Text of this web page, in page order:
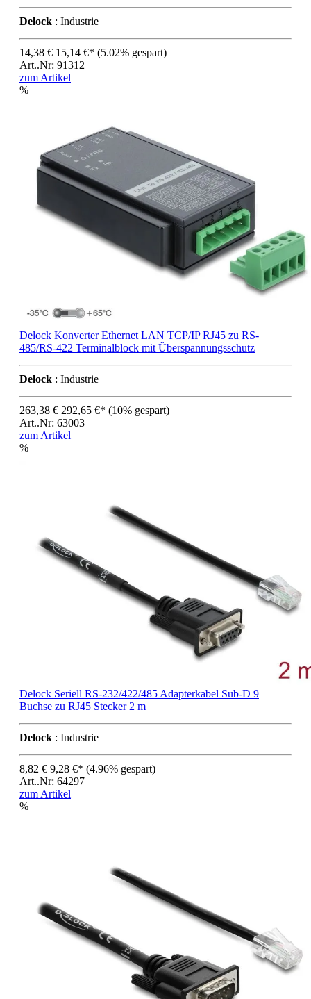
Delock : Industrie
14,38 € 15,14 €* (5.02% gespart)
Art..Nr: 91312
zum Artikel
%
Delock Konverter Ethernet LAN TCP/IP RJ45 zu RS-
485/RS-422 Terminalblock mit Überspannungsschutz
Delock : Industrie
263,38 € 292,65 €* (10% gespart)
Art..Nr: 63003
zum Artikel
%
Delock Seriell RS-232/422/485 Adapterkabel Sub-D 9
Buchse zu RJ45 Stecker 2 m
Delock : Industrie
8,82 € 9,28 €* (4.96% gespart)
Art..Nr: 64297
zum Artikel
%